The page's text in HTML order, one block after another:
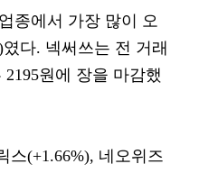
종에서 가장 많이 오
다. 넥써쓰는 전 거래
원에 장을 마감했
스(+1.66%), 네오위즈